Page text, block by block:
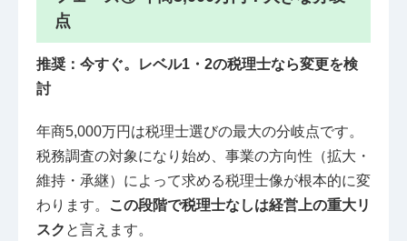
点
推奨：今すぐ。レベル1・2の税理士なら変更を検
討
年商5,000万円は税理士選びの最大の分岐点です。
税務調査の対象になり始め、事業の方向性（拡大・
維持・承継）によって求める税理士像が根本的に変
わります。
この段階で税理士なしは経営上の重大リ
スク と言えます。